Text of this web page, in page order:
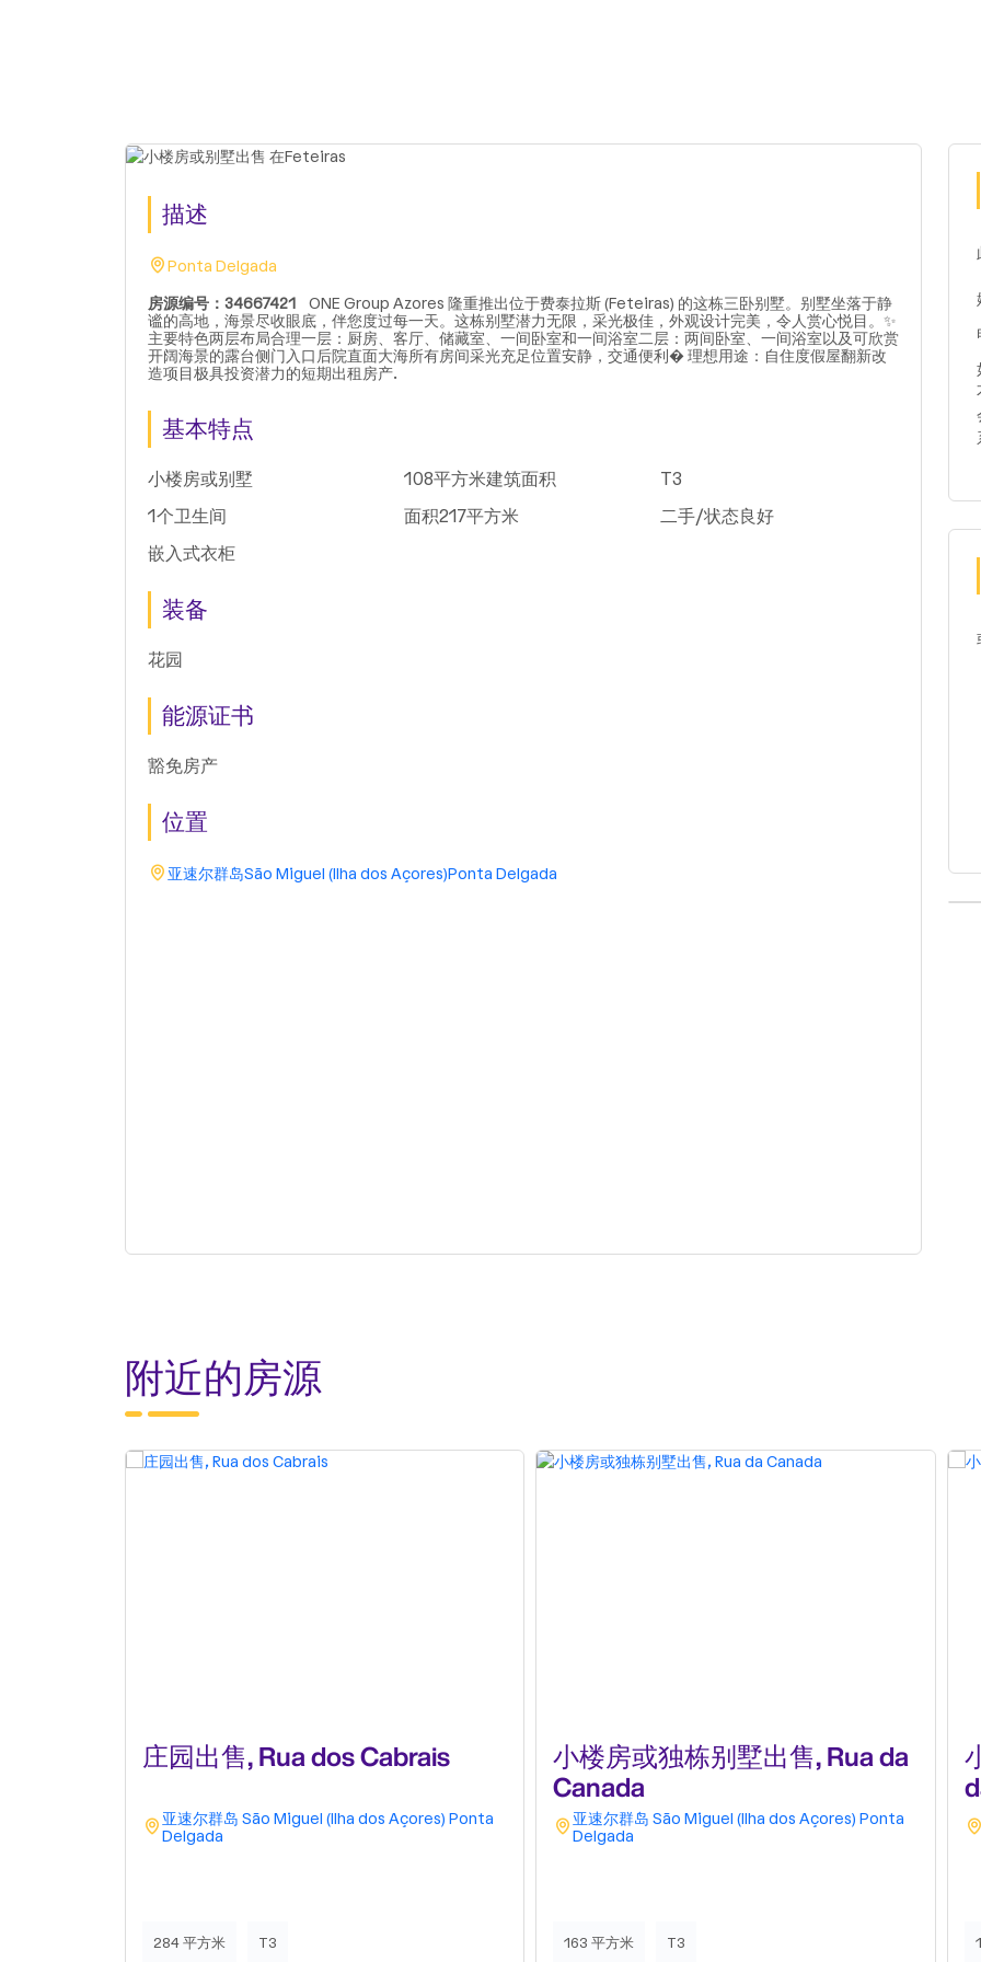
描述
Ponta Delgada
房源编号：34667421 ONE Group Azores 隆重推出位于费泰拉斯 (Feteiras) 的这栋三卧别墅。别墅坐落于静
谧的高地，海景尽收眼底，伴您度过每一天。这栋别墅潜力无限，采光极佳，外观设计完美，令人赏心悦目。✨
主要特色两层布局合理一层：厨房、客厅、储藏室、一间卧室和一间浴室二层：两间卧室、一间浴室以及可欣赏
开阔海景的露台侧门入口后院直面大海所有房间采光充足位置安静，交通便利� 理想用途：自住度假屋翻新改
造项目极具投资潜力的短期出租房产.
基本特点
小楼房或别墅 108平方米建筑面积
T3
1个卫生间
面积217平方米
二手/状态良好
嵌入式衣柜
装备
花园
能源证书
豁免房产
位置
亚速尔群岛São Miguel (Ilha dos Açores)Ponta Delgada
附近的房源
庄园出售, Rua dos Cabrais
亚速尔群岛 São Miguel (Ilha dos Açores) Ponta
Delgada
284 平方米 T3
小楼房或独栋别墅出售, Rua da
Canada
亚速尔群岛 São Miguel (Ilha dos Açores) Ponta
Delgada
163 平方米 T3